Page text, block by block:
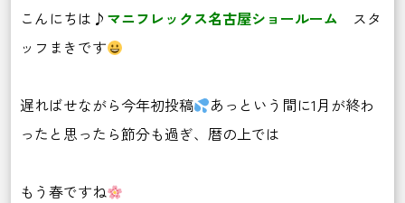
こんにちは♪ マニフレックス名古屋ショールーム
スタ
ッフまきです
遅ればせながら今年初投稿
あっという間に1月が終わ
ったと思ったら節分も過ぎ、暦の上では
もう春ですね